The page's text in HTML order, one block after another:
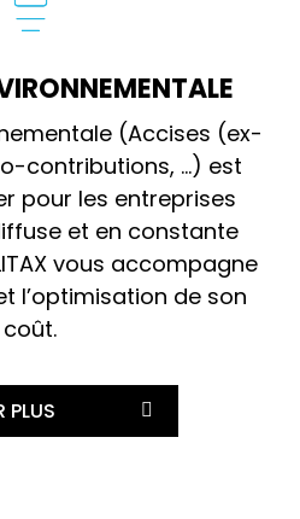
(Accises (ex-
contributions, …) est
pour les entreprises
et en constante
vous accompagne
l’optimisation de son
coût.
PLUS